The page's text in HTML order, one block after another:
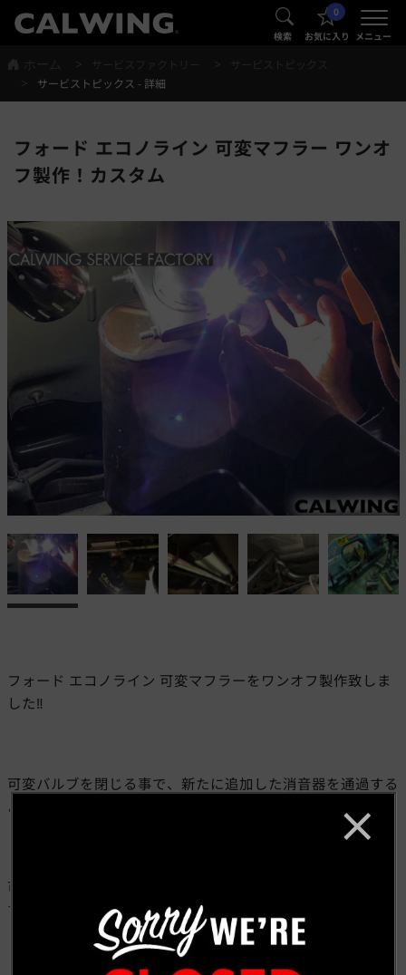
® 検索
0
お気に入り メニュー
®
サービストピックス - 詳細
フォード エコノライン 可変マフラー ワンオ
フ製作！カスタム
フォード エコノライン 可変マフラーをワンオフ製作致しま
した‼️
可変バルブを閉じる事で、新たに追加した消音器を通過する
ように製作しましたので、より静かな排気音になりました。
可変バルブを開ける事で、程良いマフラーサウンドに戻りま
す👍